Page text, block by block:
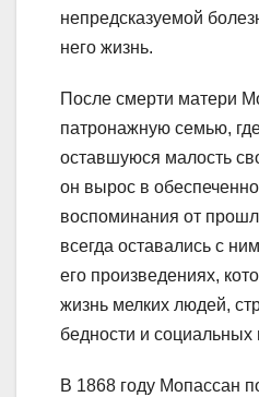
непредсказуемой
него жизнь.
После смерти матери
патронажную семью,
оставшуюся малость
он вырос в
воспоминания от
всегда оставались с
его произведениях,
жизнь мелких людей,
бедности и социальных
В 1868 году Мопассан